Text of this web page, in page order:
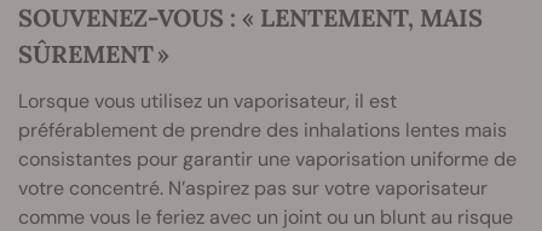
SOUVENEZ-VOUS : « LENTEMENT, MAIS
SÛREMENT »
Lorsque vous utilisez un vaporisateur, il est
préférablement de prendre des inhalations lentes mais
consistantes pour garantir une vaporisation uniforme de
votre concentré. N’aspirez pas sur votre vaporisateur
comme vous le feriez avec un joint ou un blunt au risque